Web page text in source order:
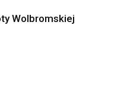
Wolbromskiej